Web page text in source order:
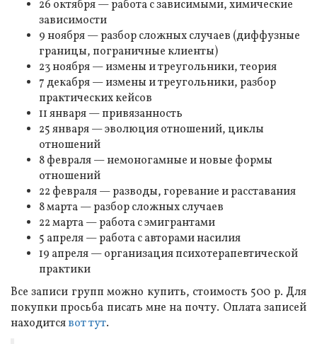
26 октября — работа с зависимыми, химические
зависимости
9 ноября — разбор сложных случаев (диффузные
границы, пограничные клиенты)
23 ноября — измены и треугольники, теория
7 декабря — измены и треугольники, разбор
практических кейсов
11 января — привязанность
25 января — эволюция отношений, циклы
отношений
8 февраля — немоногамные и новые формы
отношений
22 февраля — разводы, горевание и расставания
8 марта — разбор сложных случаев
22 марта — работа с эмигрантами
5 апреля — работа с авторами насилия
19 апреля — организация психотерапевтической
практики
Все записи групп можно купить, стоимость 500 р. Для
покупки просьба писать мне на почту. Оплата записей
находитсявот тут.